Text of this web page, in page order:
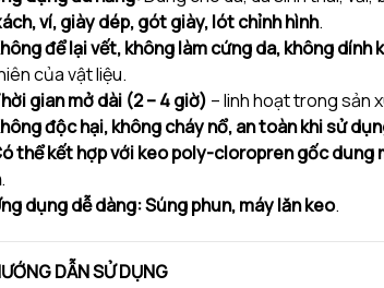
ví, giày dép, gót giày, lót chỉnh hình.
để lại vết, không làm cứng da, không dính
của vật liệu.
gian mở dài (2 – 4 giờ) – linh hoạt trong sản
độc hại, không cháy nổ, an toàn khi sử
thể kết hợp với keo poly-cloropren gốc dung
.
dụng dễ dàng:Súng phun, máy lăn keo.
DẪN SỬ DỤNG